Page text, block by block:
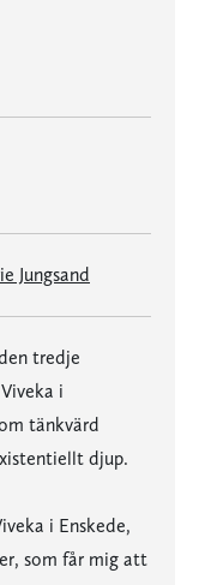
Jungsand
tredje
i
tänkvärd
djup.
i Enskede,
som får mig att